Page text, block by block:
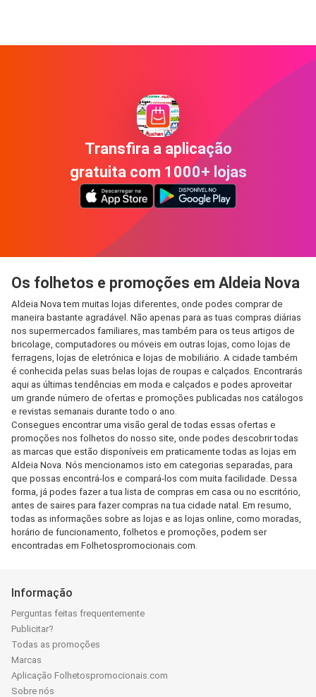
Transfira a aplicação
gratuita com 1000+ lojas
Os folhetos e promoções em Aldeia Nova
Aldeia Nova tem muitas lojas diferentes, onde podes comprar de
maneira bastante agradável. Não apenas para as tuas compras diárias
nos supermercados familiares, mas também para os teus artigos de
bricolage, computadores ou móveis em outras lojas, como lojas de
ferragens, lojas de eletrónica e lojas de mobiliário. A cidade também
é conhecida pelas suas belas lojas de roupas e calçados. Encontrarás
aqui as últimas tendências em moda e calçados e podes aproveitar
um grande número de ofertas e promoções publicadas nos catálogos
e revistas semanais durante todo o ano.
Consegues encontrar uma visão geral de todas essas ofertas e
promoções nos folhetos do nosso site, onde podes descobrir todas
as marcas que estão disponíveis em praticamente todas as lojas em
Aldeia Nova. Nós mencionamos isto em categorias separadas, para
que possas encontrá-los e compará-los com muita facilidade. Dessa
forma, já podes fazer a tua lista de compras em casa ou no escritório,
antes de saires para fazer compras na tua cidade natal. Em resumo,
todas as informações sobre as lojas e as lojas online, como moradas,
horário de funcionamento, folhetos e promoções, podem ser
encontradas em Folhetospromocionais.com.
Informação
Perguntas feitas frequentemente
Publicitar?
Todas as promoções
Marcas
Aplicação Folhetospromocionais.com
Sobre nós